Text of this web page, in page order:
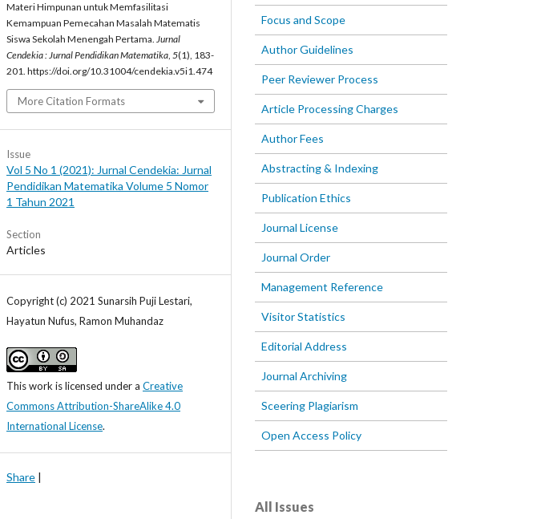
Materi Himpunan untuk Memfasilitasi
Kemampuan Pemecahan Masalah Matematis
Siswa Sekolah Menengah Pertama. Jurnal
Cendekia : Jurnal Pendidikan Matematika, 5(1), 183-
201. https://doi.org/10.31004/cendekia.v5i1.474
More Citation Formats
Issue
Vol 5 No 1 (2021): Jurnal Cendekia: Jurnal
Pendidikan Matematika Volume 5 Nomor
1 Tahun 2021
Section
Articles
Copyright (c) 2021 Sunarsih Puji Lestari,
Hayatun Nufus, Ramon Muhandaz
This work is licensed under a Creative
Commons Attribution-ShareAlike 4.0
International License.
Share |
Focus and Scope
Author Guidelines
Peer Reviewer Process
Article Processing Charges
Author Fees
Abstracting & Indexing
Publication Ethics
Journal License
Journal Order
Management Reference
Visitor Statistics
Editorial Address
Journal Archiving
Sceering Plagiarism
Open Access Policy
All Issues